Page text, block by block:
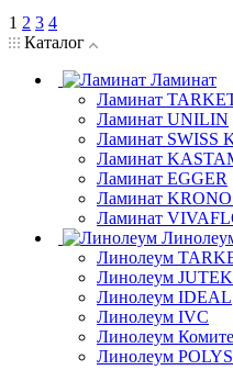
1 2 3 4
Каталог
Ламинат
Ламинат
Ламинат UNILIN
Ламинат SWISS
Ламинат
Ламинат EGGER
Ламинат
Ламинат
Линолеум
Линолеум
Линолеум IDEAL
Линолеум IVC
Линолеум
Линолеум